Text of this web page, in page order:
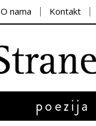
O nama Kontakt
poezija